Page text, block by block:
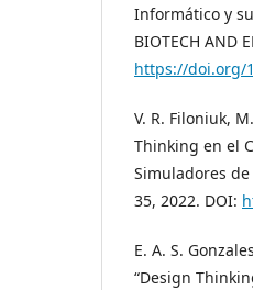
Informático y
BIOTECH AND
https://doi.org/
V. R. Filoniuk,
Thinking en el
Simuladores de
35, 2022. DOI:
E. A. S.
“Design